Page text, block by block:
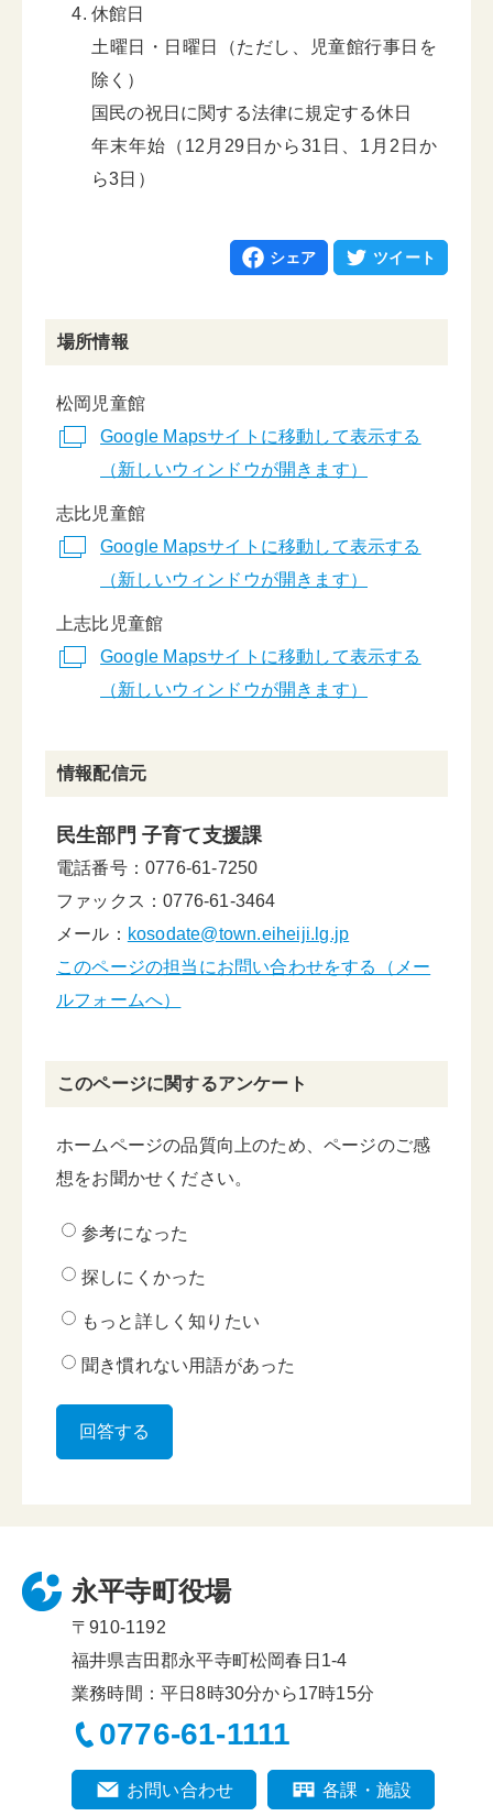
休館日
土曜日・日曜日（ただし、児童館行事日を
除く）
国民の祝日に関する法律に規定する休日
年末年始（12月29日から31日、1月2日か
ら3日）
シェア ツイート
場所情報
松岡児童館
Google Mapsサイトに移動して表示する
（新しいウィンドウが開きます）
志比児童館
Google Mapsサイトに移動して表示する
（新しいウィンドウが開きます）
上志比児童館
Google Mapsサイトに移動して表示する
（新しいウィンドウが開きます）
情報配信元
民生部門 子育て支援課
電話番号：0776-61-7250
ファックス：0776-61-3464
メール： kosodate@town.eiheiji.lg.jp
このページの担当にお問い合わせをする（メー
ルフォームへ）
このページに関するアンケート
ホームページの品質向上のため、ページのご感
想をお聞かせください。
参考になった
探しにくかった
もっと詳しく知りたい
聞き慣れない用語があった
永平寺町役場
〒910-1192
福井県吉田郡永平寺町松岡春日1-4
業務時間：平日8時30分から17時15分
0776-61-1111
お問い合わせ 各課・施設